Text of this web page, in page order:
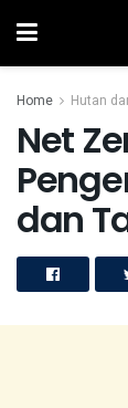
Home Hutan
Net
dan